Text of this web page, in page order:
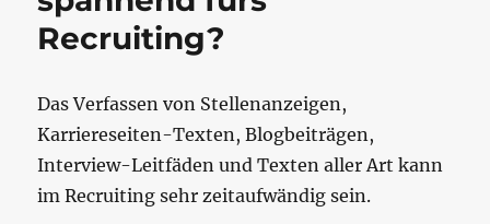
Recruiting?
‍Das Verfassen von Stellenanzeigen,
Karriereseiten-Texten, Blogbeiträgen,
Interview-Leitfäden und Texten aller Art kann
im Recruiting sehr zeitaufwändig sein.